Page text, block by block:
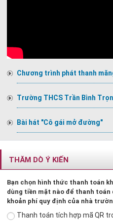
Chương trình phát thanh
Trường THCS Trần Bình
Bài hát "Cô gái mở đường"
THĂM DÒ Ý KIẾN
Bạn chọn hình thức thanh toán
dùng tiền mặt nào để thanh toán
khoản phí quy định của nhà
Thanh toán tích hợp mã QR